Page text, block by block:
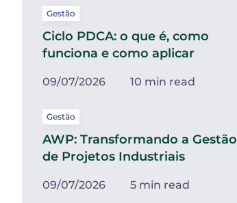
Gestão
Ciclo PDCA: o que é, como
funciona e como aplicar
09/07/2026 10 min read
Gestão
AWP: Transformando a Gestão
de Projetos Industriais
09/07/2026 5 min read